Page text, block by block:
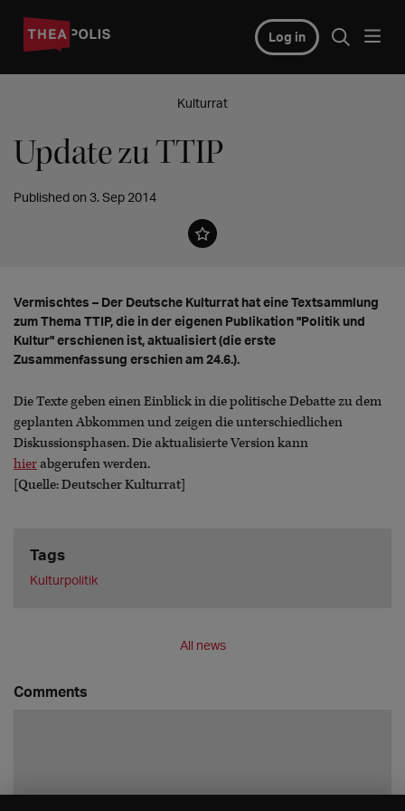
Log in
Kulturrat
Update zu TTIP
Published on 3. Sep 2014
Vermischtes – Der Deutsche Kulturrat hat eine Textsammlung
zum Thema TTIP, die in der eigenen Publikation "Politik und
Kultur" erschienen ist, aktualisiert (die erste
Zusammenfassung erschien am 24.6.).
Die Texte geben einen Einblick in die politische Debatte zu dem
geplanten Abkommen und zeigen die unterschiedlichen
Diskussionsphasen. Die aktualisierte Version kann
hierabgerufen werden.
[Quelle: Deutscher Kulturrat]
Tags
Kulturpolitik
All news
Comments